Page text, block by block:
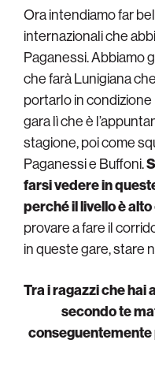
Ora intendiamo far
internazionali che
Paganessi. Abbiamo
che farà Lunigiana
portarlo in
gara lì che è
stagione, poi come
Paganessi e Buffoni.
farsi vedere in
perché il livello è alto
provare a fare il
in queste gare, stare
Tra i ragazzi che hai
secondo te